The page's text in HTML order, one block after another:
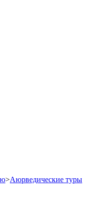
>Аюрведические туры